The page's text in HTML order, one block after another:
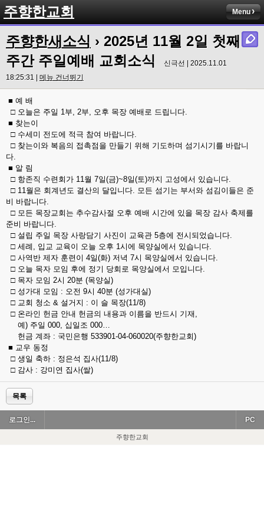
주향한교회 Menu
주향한새소식 › 2025년 11월 2일 첫째
주간 주일예배 교회소식
신극선 | 2025.11.01
18:25:31 | 메뉴 건너뛰기
■ 예 배
□ 오늘은 주일 1부, 2부, 오후 목장 예배로 드립니다.
■ 찾는이
□ 수세미 전도에 적극 참여 바랍니다.
□ 찾는이와 복음의 접촉점을 만들기 위해 기도하며 섬기시기를 바랍니
다.
■ 알 림
□ 항존직 수련회가 11월 7일(금)~8일(토)까지 고성에서 있습니다.
□ 11월은 회계년도 결산의 달입니다. 모든 섬기는 부서와 섬김이들은 준
비 바랍니다.
□ 모든 목장교회는 추수감사절 오후 예배 시간에 있을 목장 감사 축제를
준비 바랍니다.
□ 설립 주일 목장 사랑담기 사진이 교육관 5층에 전시되었습니다.
□ 세례, 입교 교육이 오늘 오후 1시에 목양실에서 있습니다.
□ 사역반 제자 훈련이 4일(화) 저녁 7시 목양실에서 있습니다.
□ 오늘 목자 모임 후에 정기 당회로 목양실에서 모입니다.
□ 목자 모임 2시 20분 (목양실)
□ 성가대 모임 : 오전 9시 40분 (성가대실)
□ 교회 청소 & 설거지 : 이 슬 목장(11/8)
□ 온라인 헌금 안내 헌금의 내용과 이름을 반드시 기재,
예) 주일 000, 십일조 000…
헌금 계좌 : 국민은행 533901-04-060020(주향한교회)
■ 교우 동정
□ 생일 축하 : 정은석 집사(11/8)
□ 감사 : 강미연 집사(쌀)
목록
로그인... PC
주향한교회